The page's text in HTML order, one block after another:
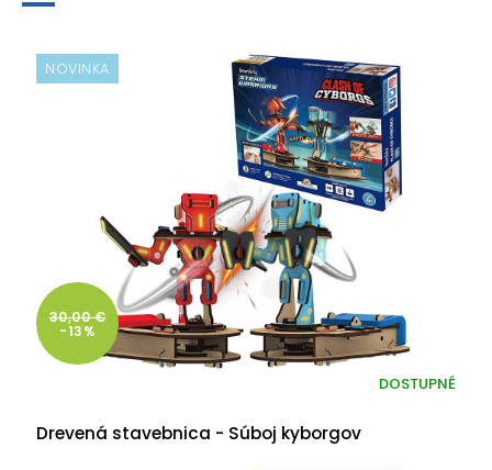
NOVINKA
30,00 €
-13%
Drevená stavebnica - Súboj kyborgov
DOSTUPNÉ